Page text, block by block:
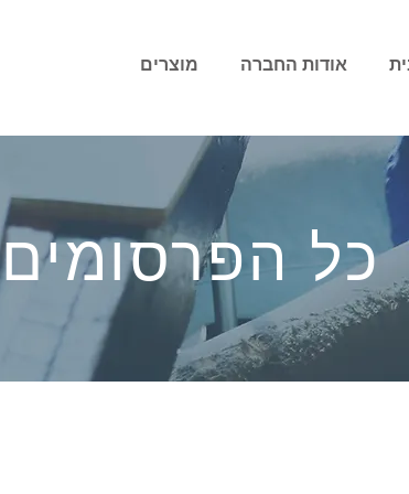
אודות החברה מוצרים
כל הפרסומים